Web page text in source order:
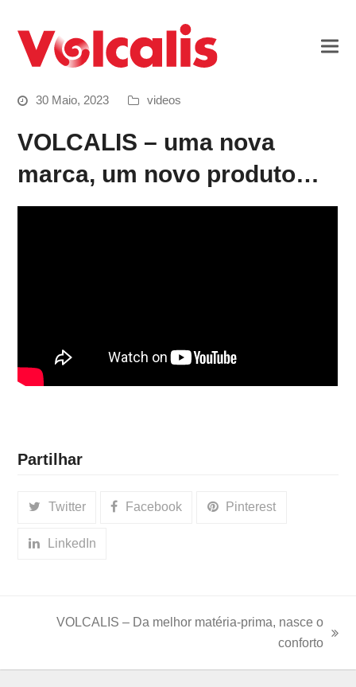
30 Maio, 2023 videos
VOLCALIS – uma nova
marca, um novo produto…
Partilhar
Twitter Facebook Pinterest
LinkedIn
VOLCALIS – Da melhor matéria-prima, nasce o
conforto